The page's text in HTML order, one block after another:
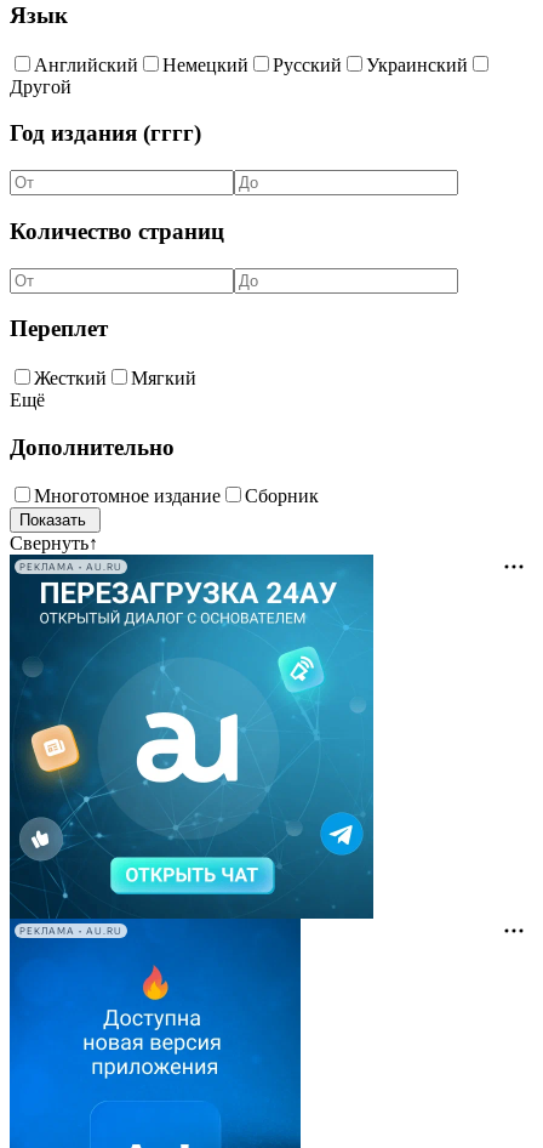
Язык
Английский Немецкий Русский
Украинский
Другой
Год издания (гггг)
Количество страниц
Переплет
Жесткий
Мягкий
Ещё
Дополнительно
Многотомное издание Сборник
Свернуть↑
РЕКЛАМА • AU.RU
РЕКЛАМА • AU.RU